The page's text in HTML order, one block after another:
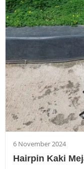
6 November 2024
Hairpin Kaki